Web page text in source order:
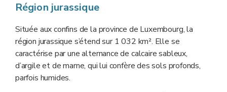
Région jurassique
Située aux confins de la province de Luxembourg, la
région jurassique s’étend sur 1 032 km². Elle se
caractérise par une alternance de calcaire sableux,
d’argile et de marne, qui lui confère des sols profonds,
parfois humides.